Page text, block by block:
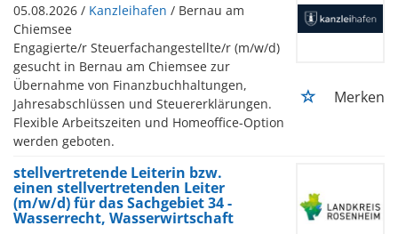
05.08.2026 / Kanzleihafen / Bernau am
Chiemsee
Engagierte/r Steuerfachangestellte/r (m/w/d)
gesucht in Bernau am Chiemsee zur
Übernahme von Finanzbuchhaltungen,
Jahresabschlüssen und Steuererklärungen.
Flexible Arbeitszeiten und Homeoffice-Option
werden geboten.
Merken
stellvertretende Leiterin bzw.
einen stellvertretenden Leiter
(m/w/d) für das Sachgebiet 34 -
Wasserrecht, Wasserwirtschaft